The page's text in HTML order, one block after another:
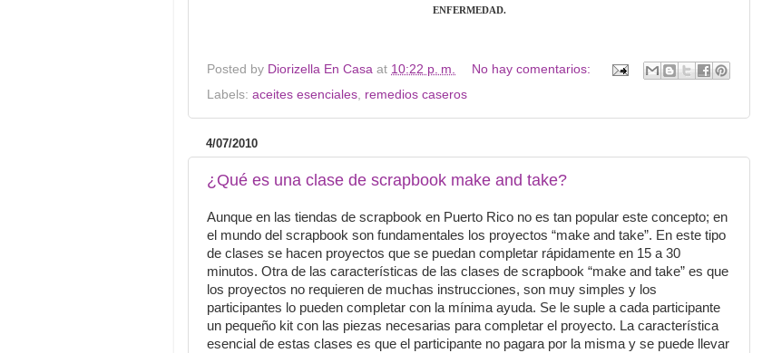
ENFERMEDAD.
Posted by Diorizella En Casa at 10:22 p. m.
No hay comentarios:
Labels: aceites esenciales, remedios caseros
4/07/2010
¿Qué es una clase de scrapbook make and take?
Aunque en las tiendas de scrapbook en Puerto Rico no es tan popular este concepto; en
el mundo del scrapbook son fundamentales los proyectos “make and take”. En este tipo
de clases se hacen proyectos que se puedan completar rápidamente en 15 a 30
minutos. Otra de las características de las clases de scrapbook “make and take” es que
los proyectos no requieren de muchas instrucciones, son muy simples y los
participantes lo pueden completar con la mínima ayuda. Se le suple a cada participante
un pequeño kit con las piezas necesarias para completar el proyecto. La característica
esencial de estas clases es que el participante no pagara por la misma y se puede llevar